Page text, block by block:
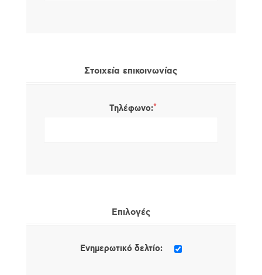
Στοιχεία επικοινωνίας
Τηλέφωνο:*
Επιλογές
Ενημερωτικό δελτίο: